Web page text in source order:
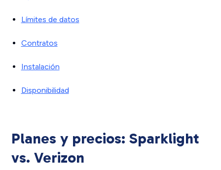
Límites de datos
Contratos
Instalación
Disponibilidad
Planes y precios: Sparklight
vs. Verizon